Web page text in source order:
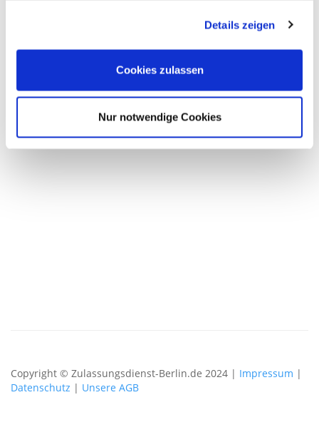
Details zeigen
Cookies zulassen
Nur notwendige Cookies
Copyright © Zulassungsdienst-Berlin.de 2024 | Impressum |
Datenschutz | Unsere AGB